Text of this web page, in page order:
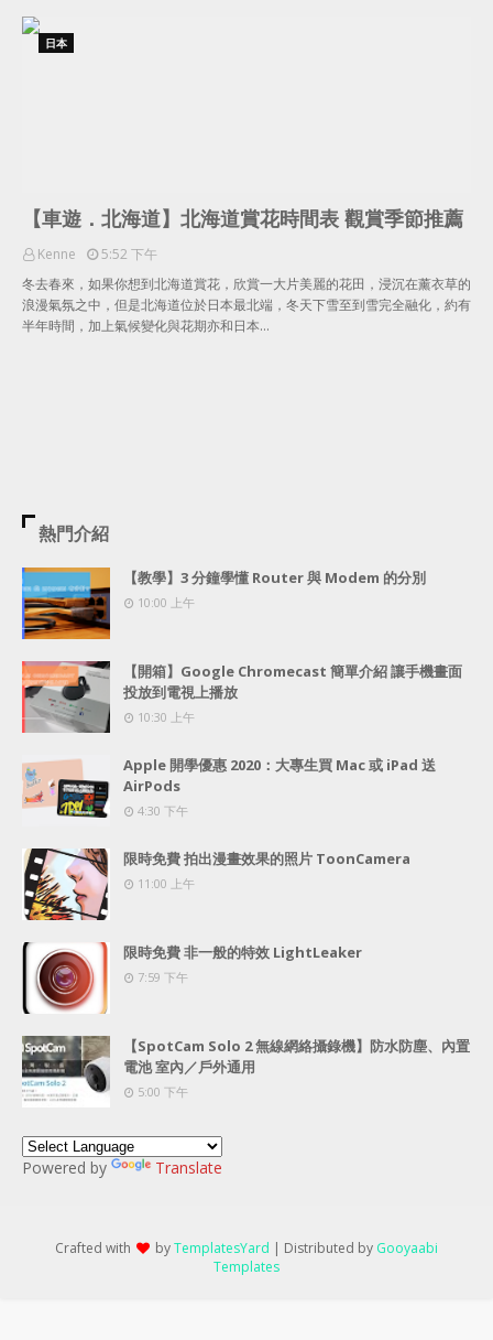
日本
【車遊．北海道】北海道賞花時間表 觀賞季節推薦
Kenne
5:52 下午
冬去春來，如果你想到北海道賞花，欣賞一大片美麗的花田，浸沉在薰衣草的
浪漫氣氛之中，但是北海道位於日本最北端，冬天下雪至到雪完全融化，約有
半年時間，加上氣候變化與花期亦和日本…
熱門介紹
【教學】3 分鐘學懂 Router 與 Modem 的分別
10:00 上午
【開箱】Google Chromecast 簡單介紹 讓手機畫面
投放到電視上播放
10:30 上午
Apple 開學優惠 2020：大專生買 Mac 或 iPad 送
AirPods
4:30 下午
限時免費 拍出漫畫效果的照片 ToonCamera
11:00 上午
限時免費 非一般的特效 LightLeaker
7:59 下午
【SpotCam Solo 2 無線網絡攝錄機】防水防塵、內置
電池 室內／戶外通用
5:00 下午
Powered by Translate
Crafted with byTemplatesYard | Distributed by Gooyaabi
Templates